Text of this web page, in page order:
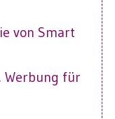
von Smart
Werbung für